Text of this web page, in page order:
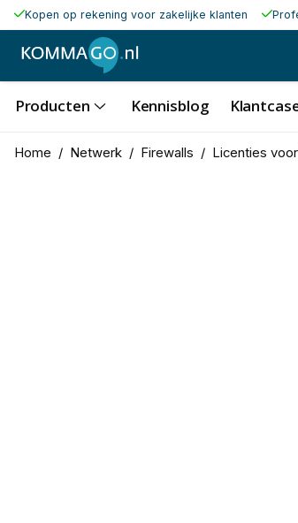
Kopen op rekening voor zakelijke klanten
Producten Kennisblog
Home / Netwerk / Firewalls / Licenties